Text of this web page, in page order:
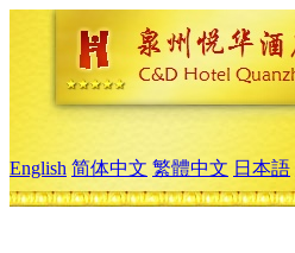
English 简体中文 繁體中文 日本語